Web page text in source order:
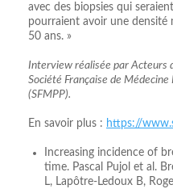
avec des biopsies qui
pourraient avoir une densité
50 ans. »
Interview réalisée par Acteurs
Société Française de
(SFMPP).
En savoir plus : https://
Increasing incidence of
time. Pascal Pujol et al.
L, Lapôtre-Ledoux B,